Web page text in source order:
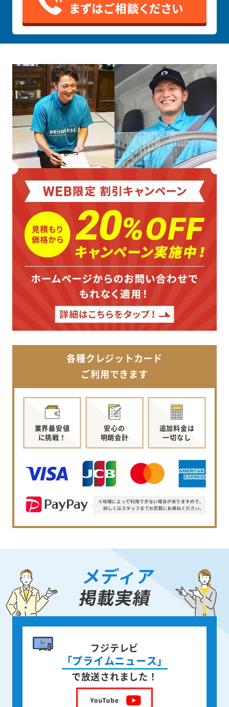
各種クレジットカード
ご利用できます
業界最安値
に挑戦！
安心の
明朗会計
追加料金は
一切なし
メディア
掲載実績
書籍出版
身近な人が
亡くなった後の遺品整理
を出版しました！